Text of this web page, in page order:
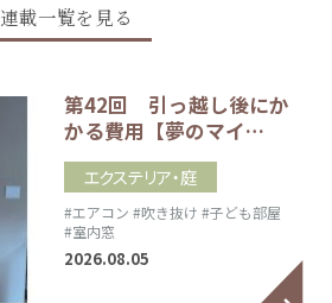
連載一覧を見る
第42回 引っ越し後にか
かる費用【夢のマイ…
エクステリア・庭
#エアコン #吹き抜け #子ども部屋
#室内窓
2026.08.05